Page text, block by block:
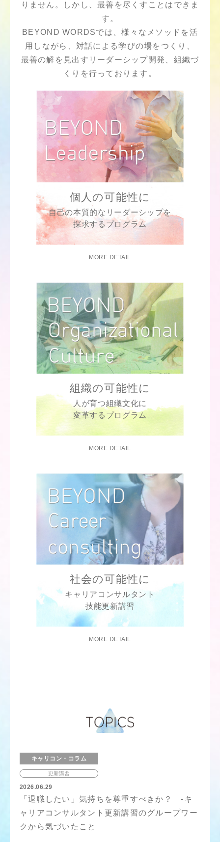
りません。しかし、最善を尽くすことはできま
す。
BEYOND WORDSでは、様々なメソッドを活
用しながら、対話による学びの場をつくり、
最善の解を見出すリーダーシップ開発、組織づ
くりを行っております。
個人の可能性に
自己の本質的なリーダーシップを
探求するプログラム
MORE DETAIL
組織の可能性に
人が育つ組織文化に
変革するプログラム
MORE DETAIL
社会の可能性に
キャリアコンサルタント
技能更新講習
MORE DETAIL
キャリコン・コラム
更新講習
2026.06.29
「退職したい」気持ちを尊重すべきか？ -キ
ャリアコンサルタント更新講習のグループワー
クから気づいたこと